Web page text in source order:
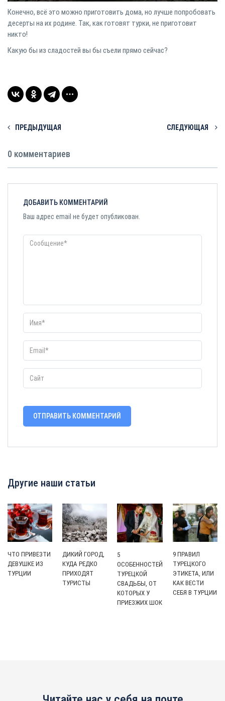
Конечно, всё это можно приготовить дома, но лучше попробовать
десерты на их родине. Так, как готовят турки, не приготовит
никто!⠀
Какую бы из сладостей вы бы съели прямо сейчас?⠀
ПРЕДЫДУЩАЯ СЛЕДУЮЩАЯ
0 комментариев
ДОБАВИТЬ КОММЕНТАРИЙ
Ваш адрес email не будет опубликован.
Другие наши статьи
ЧТО ПРИВЕЗТИ
ДЕВУШКЕ ИЗ
ТУРЦИИ
ДИКИЙ ГОРОД,
КУДА РЕДКО
ПРИХОДЯТ
ТУРИСТЫ
5
ОСОБЕННОСТЕЙ
ТУРЕЦКОЙ
СВАДЬБЫ, ОТ
КОТОРЫХ У
ПРИЕЗЖИХ ШОК
9 ПРАВИЛ
ТУРЕЦКОГО
ЭТИКЕТА, ИЛИ
КАК ВЕСТИ
СЕБЯ В ТУРЦИИ